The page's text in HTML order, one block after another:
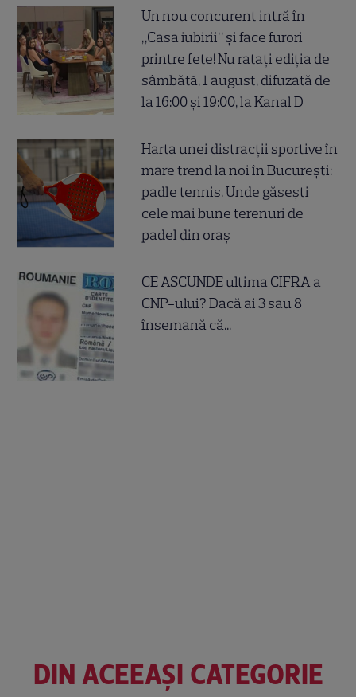
Un nou concurent intră în
„Casa iubirii” și face furori
printre fete! Nu ratați ediția de
sâmbătă, 1 august, difuzată de
la 16:00 și 19:00, la Kanal D
Harta unei distracții sportive în
mare trend la noi în București:
padle tennis. Unde găsești
cele mai bune terenuri de
padel din oraș
CE ASCUNDE ultima CIFRA a
CNP-ului? Dacă ai 3 sau 8
însemană că...
DIN ACEEAȘI CATEGORIE